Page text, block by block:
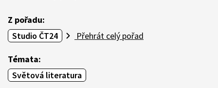
Z pořadu:
Studio ČT24
Přehrát celý pořad
Témata:
Světová literatura